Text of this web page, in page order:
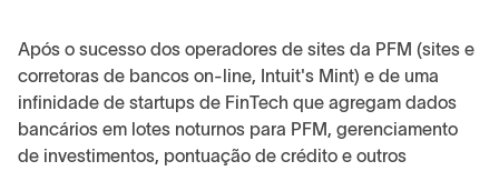
Após o sucesso dos operadores de sites da PFM (sites e
corretoras de bancos on-line, Intuit's Mint) e de uma
infinidade de startups de FinTech que agregam dados
bancários em lotes noturnos para PFM, gerenciamento
de investimentos, pontuação de crédito e outros